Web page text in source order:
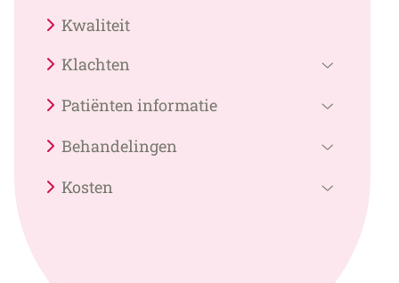
Kwaliteit
Klachten
submenu
Patiënten informatie
Behandelingen
submenu
Kosten
Kosten
submenu